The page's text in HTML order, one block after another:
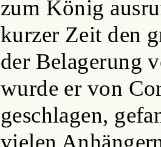
zum König
kurzer Zeit den
der Belagerung
wurde er von
geschlagen,
vielen